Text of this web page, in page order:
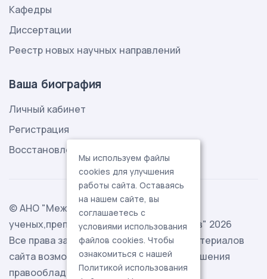
Кафедры
Диссертации
Реестр новых научных направлений
Ваша биография
Личный кабинет
Регистрация
Восстановление пароля
© АНО "Международная ассоциация
ученых,преподавателей и специалистов" 2026
Все права защищены. Использование материалов
сайта возможно исключительно с разрешения
правообладателя.
Мы используем файлы
cookies для улучшения
работы сайта. Оставаясь
на нашем сайте, вы
соглашаетесь с
условиями использования
файлов cookies. Чтобы
ознакомиться с нашей
Политикой использования